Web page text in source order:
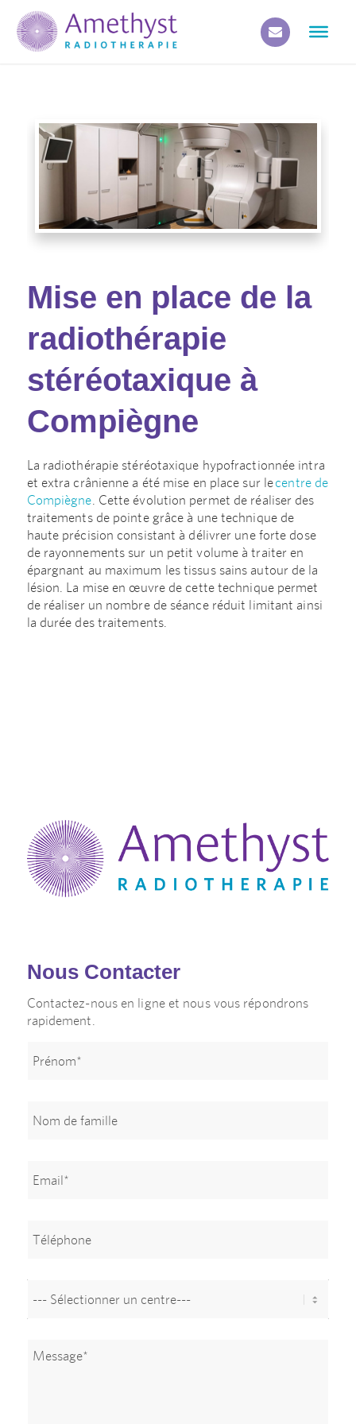
Mise en place de la
radiothérapie
stéréotaxique à
Compiègne
La radiothérapie stéréotaxique hypofractionnée intra
et extra crânienne a été mise en place sur lecentre de
Compiègne . Cette évolution permet de réaliser des
traitements de pointe grâce à une technique de
haute précision consistant à délivrer une forte dose
de rayonnements sur un petit volume à traiter en
épargnant au maximum les tissus sains autour de la
lésion. La mise en œuvre de cette technique permet
de réaliser un nombre de séance réduit limitant ainsi
la durée des traitements.
Nous Contacter
Contactez-nous en ligne et nous vous répondrons
rapidement.